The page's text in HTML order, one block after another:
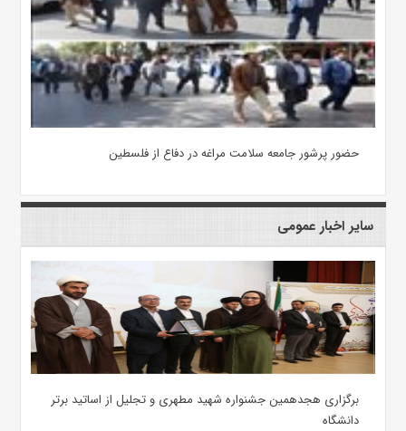
حضور پرشور جامعه سلامت مراغه در دفاع از فلسطین
سایر اخبار عمومی
برگزاری هجدهمین جشنواره شهید مطهری و تجلیل از اساتید برتر
دانشگاه